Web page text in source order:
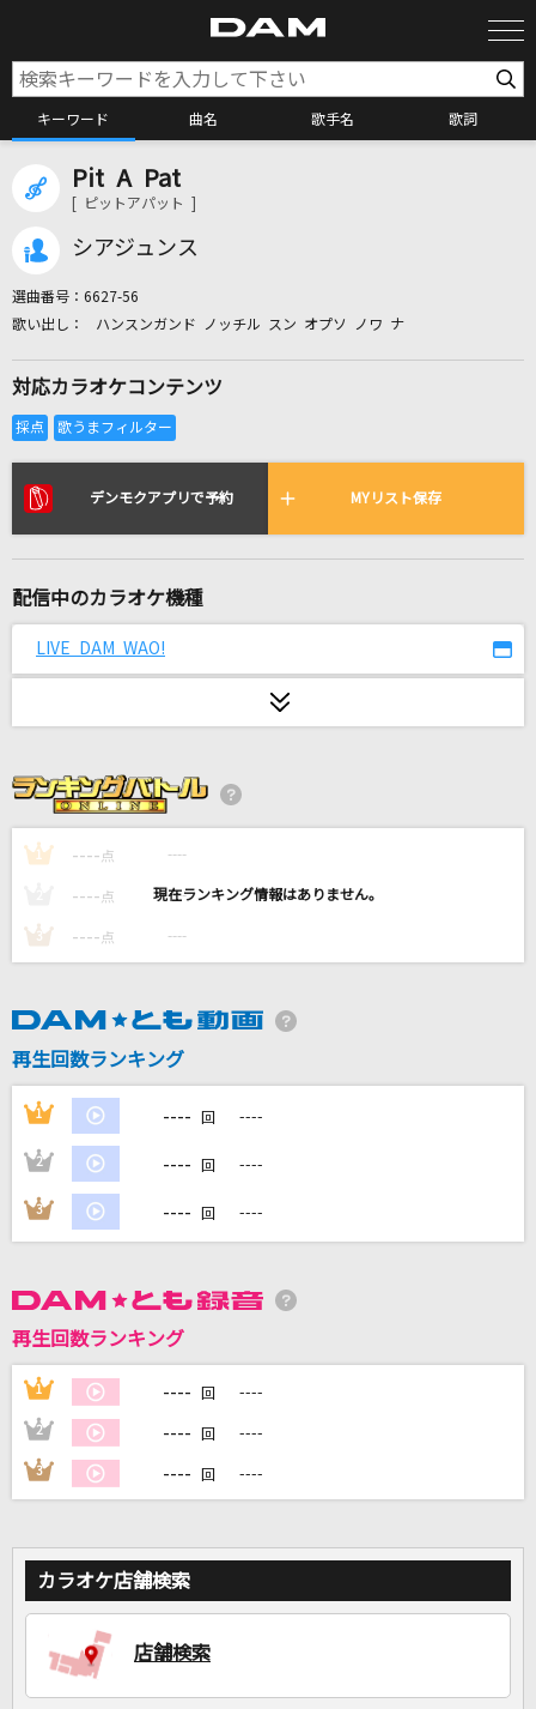
キーワード 曲名 歌手名 歌詞
リアルタイムで歌われている曲の一覧
Only Human(ビデオクリップバージョン)
ピーターパン
紫煙
神野美伽
Janne Da Arc
back number
[生音]長い夜
松山千春
馬と鹿
米津玄師
YUI
ミックスナッツ
Official髭男dism
カラオケをもっと楽しもう！
Pit A Pat
[ ピットアパット ]
シアジュンス
選曲番号： 6627-56
ハンスンガンド ノッチル スン オプソ ノワ ナ
対応カラオケコンテンツ
デンモクアプリで予約 MYリスト保存
配信中のカラオケ機種
LIVE DAM WAO!
1 ---- 点 ----
---- 点 ----
3 ---- 点 ----
再生回数ランキング
1 ---- 回 ----
2 ---- 回 ----
3 ---- 回 ----
再生回数ランキング
1 ---- 回 ----
2 ---- 回 ----
3 ---- 回 ----
カラオケ店舗検索
店舗検索